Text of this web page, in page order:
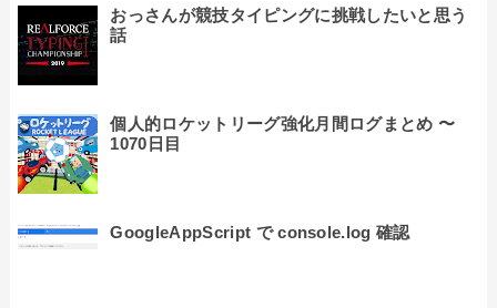
おっさんが競技タイピングに挑戦したいと思う
話
個人的ロケットリーグ強化月間ログまとめ 〜
1070日目
GoogleAppScript で console.log 確認